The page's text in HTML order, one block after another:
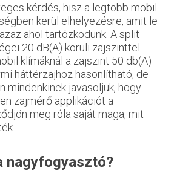
kérdés, hisz a legtöbb mobil
kerül elhelyezésre, amit le
ahol tartózkodunk. A split
20 dB(A) körüli zajszinttel
klímáknál a zajszint 50 db(A)
háttérzajhoz hasonlítható, de
mindenkinek javasoljuk, hogy
zajmérő applikációt a
meg róla saját maga, mit
nagyfogyasztó?